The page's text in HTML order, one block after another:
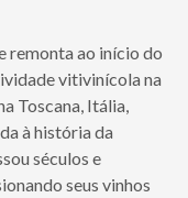
remonta ao início do
vitivinícola na
Toscana, Itália,
à história da
séculos e
seus vinhos